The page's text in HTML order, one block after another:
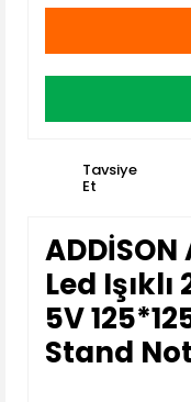
Tavsiye
Et
Led Işıklı
5V
Stand